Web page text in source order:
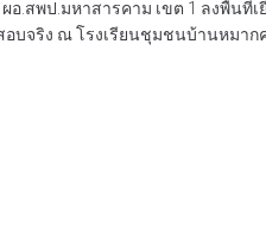
อ.สพป.มหาสารคาม เขต 1 ลงพื้น
บจริง ณ โรงเรียนชุมชนบ้านหมาก